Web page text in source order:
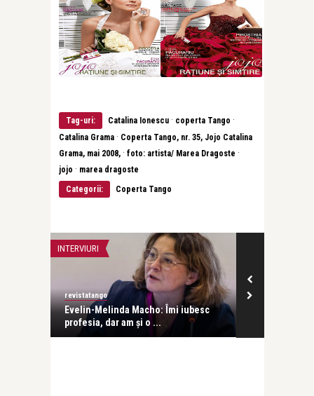
Tag-uri: Catalina Ionescu · coperta Tango ·
Catalina Grama · Coperta Tango, nr. 35, Jojo Catalina
Grama, mai 2008, · foto: artista/ Marea Dragoste ·
jojo · marea dragoste
Categorii:
Coperta Tango
INTERVIURI
revistatango
Evelin-Melinda Macho: Îmi iubesc
profesia, dar am și o ...